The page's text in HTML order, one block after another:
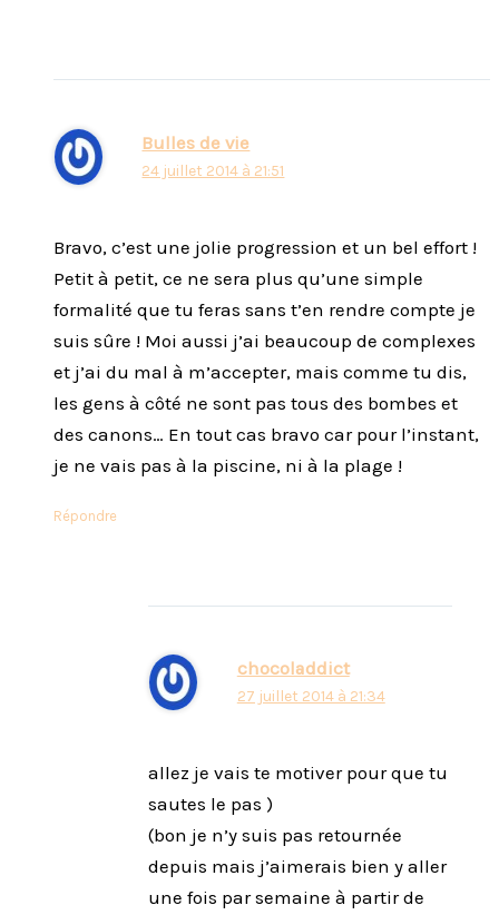
Bulles de vie
24 juillet 2014 à 21:51
Bravo, c’est une jolie progression et un bel effort !
Petit à petit, ce ne sera plus qu’une simple
formalité que tu feras sans t’en rendre compte je
suis sûre ! Moi aussi j’ai beaucoup de complexes
et j’ai du mal à m’accepter, mais comme tu dis,
les gens à côté ne sont pas tous des bombes et
des canons… En tout cas bravo car pour l’instant,
je ne vais pas à la piscine, ni à la plage !
Répondre
chocoladdict
27 juillet 2014 à 21:34
allez je vais te motiver pour que tu
sautes le pas )
(bon je n’y suis pas retournée
depuis mais j’aimerais bien y aller
une fois par semaine à partir de